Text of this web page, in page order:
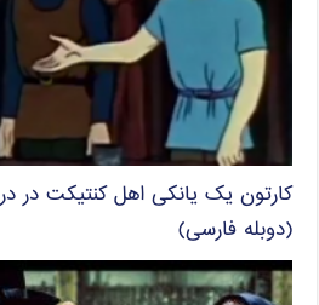
کارتون یک یانکی اهل کنتیکت در
(دوبله فارسی)